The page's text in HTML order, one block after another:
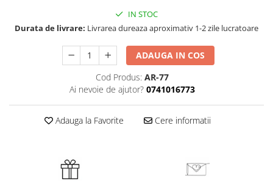
IN STOC
Durata de livrare: Livrarea dureaza aproximativ 1-2 zile lucratoare
ADAUGA IN COS
Cod Produs: AR-77
Ai nevoie de ajutor? 0741016773
Adauga la Favorite Cere informatii